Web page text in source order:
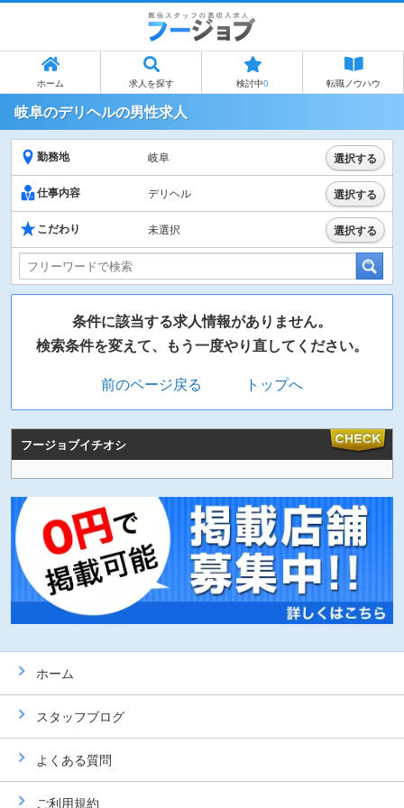
ホーム 求人を探す 検討中0 転職ノウハウ
岐阜のデリヘルの男性求人
勤務地 岐阜 選択する
仕事内容 デリヘル 選択する
こだわり 未選択 選択する
条件に該当する求人情報がありません。
検索条件を変えて、もう一度やり直してください。
前のページ戻る
トップへ
フージョブイチオシ
ホーム
スタッフブログ
よくある質問
ご利用規約